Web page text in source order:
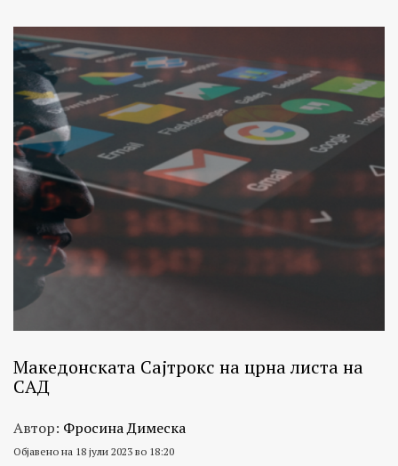
Македонската Сајтрокс на црна листа на
САД
Автор: Фросина Димеска
Објавено на 18 јули 2023 во 18:20